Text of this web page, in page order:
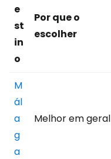
e
st
in
o
Por que o
escolher
M
ál
a
g
a
Melhor em geral